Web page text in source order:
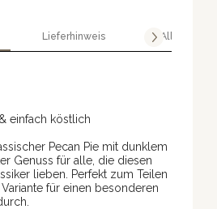
Lieferhinweis Allergene
einfach köstlich
Pecan Pie mit dunklem
Genuss für alle, die diesen
lieben. Perfekt zum Teilen
für einen besonderen